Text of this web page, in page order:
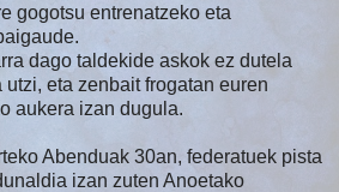
gogotsu entrenatzeko eta
dago taldekide askok ez dutela
eta zenbait frogatan euren
aukera izan dugula.
Abenduak 30an, federatuek pista
izan zuten Anoetako